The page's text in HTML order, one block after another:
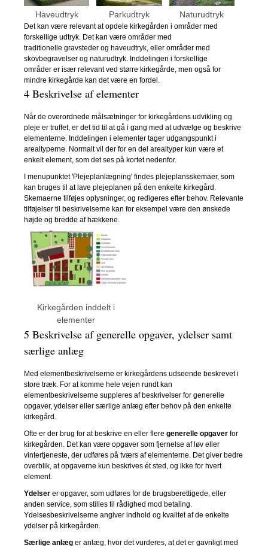
Haveudtryk Parkudtryk Naturudtryk
Det kan være relevant at opdele kirkegården i områder med
forskellige udtryk. Det kan være områder med
traditionelle gravsteder og haveudtryk, eller områder med
skovbegravelser og naturudtryk. Inddelingen i forskellige
områder er især relevant ved større kirkegårde, men også for
mindre kirkegårde kan det være en fordel.
4 Beskrivelse af elementer
Når de overordnede målsætninger for kirkegårdens udvikling og
pleje er truffet, er det tid til at gå i gang med at udvælge og beskrive
elementerne. Inddelingen i elementer tager udgangspunkt i
arealtyperne. Normalt vil der for en del arealtyper kun være et
enkelt element, som det ses på kortet nedenfor.
I menupunktet 'Plejeplanlægning' findes plejeplansskemaer, som
kan bruges til at lave plejeplanen på den enkelte kirkegård.
Skemaerne tilføjes oplysninger, og redigeres efter behov. Relevante
tilføjelser til beskrivelserne kan for eksempel være den ønskede
højde og bredde af hækkene.
Kirkegården inddelt i
elementer
5 Beskrivelse af generelle opgaver, ydelser samt
særlige anlæg
Med elementbeskrivelserne er kirkegårdens udseende beskrevet i
store træk. For at komme hele vejen rundt kan
elementbeskrivelserne suppleres af beskrivelser for generelle
opgaver, ydelser eller særlige anlæg efter behov på den enkelte
kirkegård.
Ofte er der brug for at beskrive en eller flere generelle opgaver for
kirkegården. Det kan være opgaver som fjernelse af løv eller
vintertjeneste, der udføres på tværs af elementerne. Det giver bedre
overblik, at opgaverne kun beskrives ét sted, og ikke for hvert
element.
Ydelser er opgaver, som udføres for de brugsberettigede, eller
anden service, som stilles til rådighed mod betaling.
Ydelsesbeskrivelserne angiver indhold og kvalitet af de enkelte
ydelser på kirkegården.
Særlige anlæg er anlæg, hvor det vurderes, at det er gavnligt med